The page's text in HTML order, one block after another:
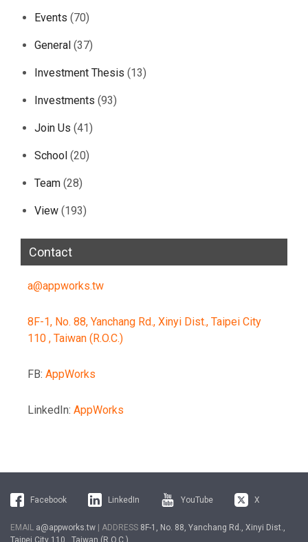
Events (70)
General (37)
Investment Thesis (13)
Investments (93)
Join Us (41)
School (20)
Team (28)
View (193)
Contact
a@appworks.tw
8F-1, No. 88, Yanchang Rd., Xinyi Dist., Taipei City
110 , Taiwan (R.O.C.)
FB: AppWorks
LinkedIn: AppWorks
Facebook LinkedIn YouTube X
EMAIL a@appworks.tw | ADDRESS 8F-1, No. 88, Yanchang Rd., Xinyi Dist.,
Taipei City 110 , Taiwan (R.O.C.)